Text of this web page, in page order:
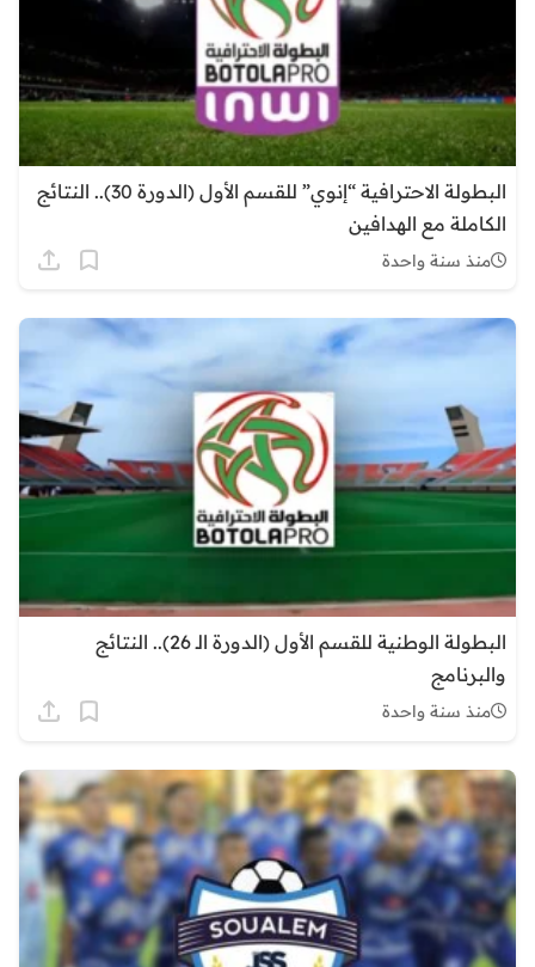
البطولة الاحترافية “إنوي” للقسم الأول (الدورة 30).. النتائج
الكاملة مع الهدافين
منذ سنة واحدة
البطولة الوطنية للقسم الأول (الدورة الـ 26).. النتائج
والبرنامج
منذ سنة واحدة